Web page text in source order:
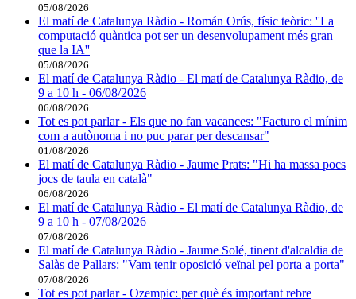
05/08/2026
El matí de Catalunya Ràdio - Román Orús, físic teòric: ''La
computació quàntica pot ser un desenvolupament més gran
que la IA''
05/08/2026
El matí de Catalunya Ràdio - El matí de Catalunya Ràdio, de
9 a 10 h - 06/08/2026
06/08/2026
Tot es pot parlar - Els que no fan vacances: "Facturo el mínim
com a autònoma i no puc parar per descansar"
01/08/2026
El matí de Catalunya Ràdio - Jaume Prats: "Hi ha massa pocs
jocs de taula en català"
06/08/2026
El matí de Catalunya Ràdio - El matí de Catalunya Ràdio, de
9 a 10 h - 07/08/2026
07/08/2026
El matí de Catalunya Ràdio - Jaume Solé, tinent d'alcaldia de
Salàs de Pallars: "Vam tenir oposició veïnal pel porta a porta"
07/08/2026
Tot es pot parlar - Ozempic: per què és important rebre